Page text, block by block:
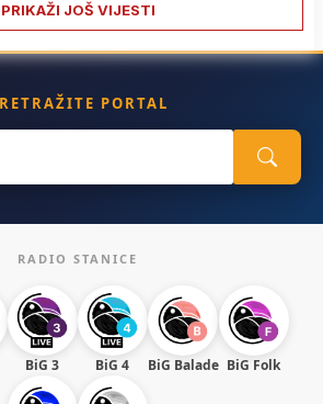
PRIKAŽI JOŠ VIJESTI
PORTAL
RADIO STANICE
BiG 3 BiG 4 BiG Balade BiG Folk